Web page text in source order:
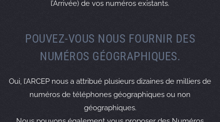
l’Arrivée) de vos numéros existants.
POUVEZ-VOUS NOUS FOURNIR DES
NUMÉROS GÉOGRAPHIQUES.
Oui, l’ARCEP nous a attribué plusieurs dizaines de milliers de
numéros de téléphones géographiques ou non
géographiques.